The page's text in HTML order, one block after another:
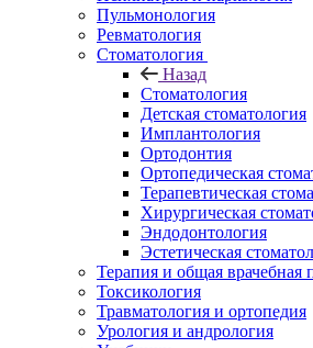
Пульмонология
Ревматология
Стоматология
Назад
Стоматология
Детская стоматология
Имплантология
Ортодонтия
Ортопедическая
Терапевтическая
Хирургическая
Эндодонтология
Эстетическая
Терапия и общая врачебная
Токсикология
Травматология и ортопедия
Урология и андрология